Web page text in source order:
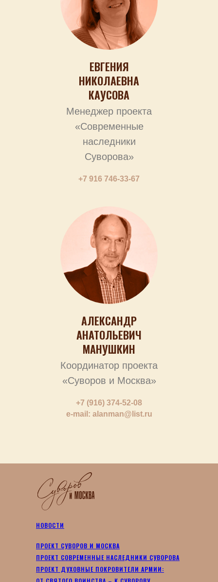
ЕВГЕНИЯ
НИКОЛАЕВНА
КАУСОВА
Менеджер проекта
«Современные
наследники
Суворова»
+7 916 746-33-67
АЛЕКСАНДР
АНАТОЛЬЕВИЧ
МАНУШКИН
Координатор проекта
«Суворов и Москва»
+7 (916) 374-52-08
e-mail: alanman@list.ru
НОВОСТИ
ПРОЕКТ СУВОРОВ И МОСКВА
ПРОЕКТ СОВРЕМЕННЫЕ НАСЛЕДНИКИ СУВОРОВА
ПРОЕКТ ДУХОВНЫЕ ПОКРОВИТЕЛИ АРМИИ: